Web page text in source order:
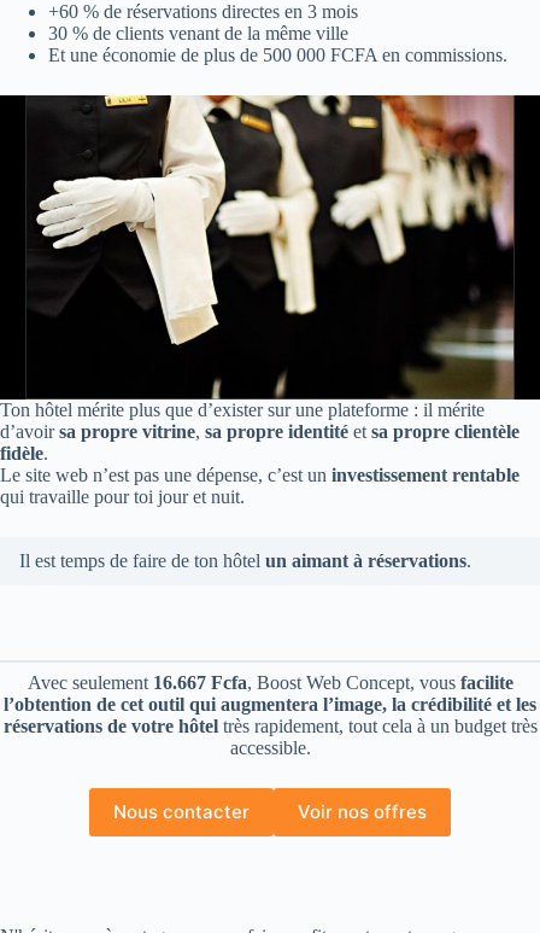
+60 % de réservations directes en 3 mois
30 % de clients venant de la même ville
Et une économie de plus de 500 000 FCFA en commissions.
Ton hôtel mérite plus que d’exister sur une plateforme : il mérite
d’avoirsa propre vitrine, sa propre identité et sa propre clientèle
fidèle.
Le site web n’est pas une dépense, c’est un investissement rentable
qui travaille pour toi jour et nuit.
Il est temps de faire de ton hôtel un aimant à réservations.
Avec seulement 16.667 Fcfa, Boost Web Concept, vous facilite
l’obtention de cet outil qui augmentera l’image, la crédibilité et les
réservations de votre hôteltrès rapidement, tout cela à un budget très
accessible.
Nous contacter Voir nos offres